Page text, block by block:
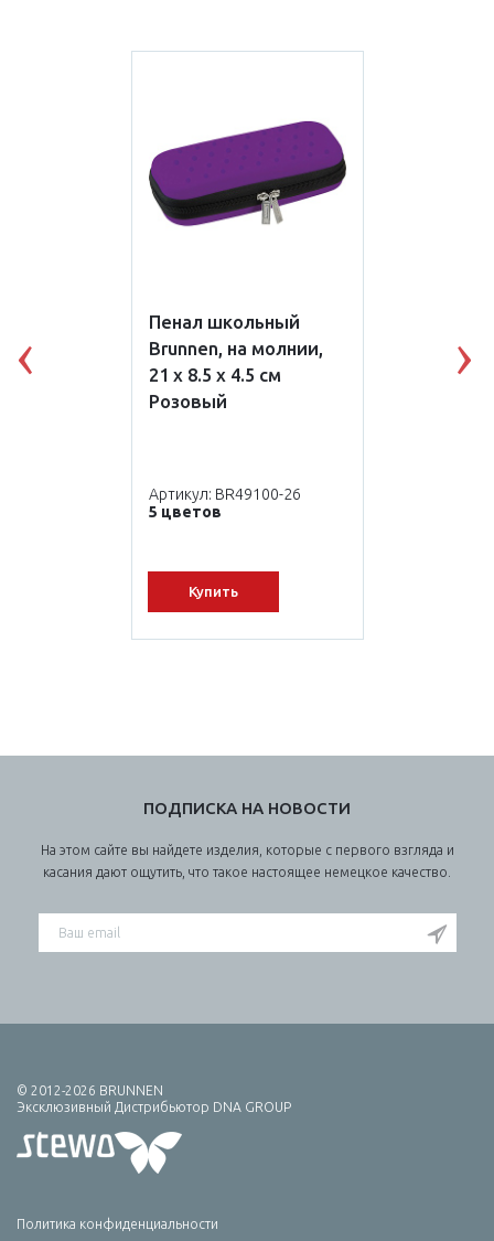
Пенал школьный
Brunnen, на молнии,
21 х 8.5 х 4.5 см
Розовый
Артикул: BR49100-26
5 цветов
Купить
ПОДПИСКА НА НОВОСТИ
На этом сайте вы найдете изделия, которые с первого взгляда и
касания дают ощутить, что такое настоящее немецкое качество.
© 2012-2026 BRUNNEN
Эксклюзивный Дистрибьютор DNA GROUP
Политика конфиденциальности